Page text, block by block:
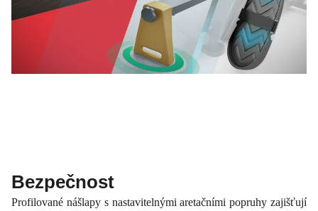
Bezpečnost
Profilované nášlapy s nastavitelnými aretačními popruhy zajišťují